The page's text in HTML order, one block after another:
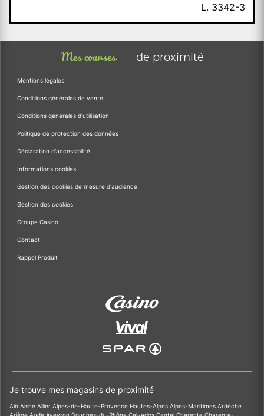
L. 3342-3
Mes courses de proximité
Mentions légales
Conditions générales de vente
Conditions générales d'utilisation
Politique de protection des données
Déclaration d'accessibilité
Informations cookies
Gestion des cookies de mesure d'audience
Gestion des cookies
Groupe Casino
Contact
Rappel Produit
Je trouve mes magasins de proximité
Ain Aisne Allier Alpes-de-Haute-Provence Hautes-Alpes Alpes-Maritimes Ardèche